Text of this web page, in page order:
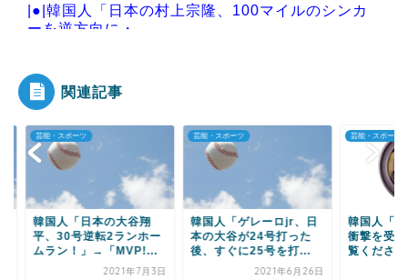
|●|韓国人「日本の村上宗隆、100マイルのシンカ
ーを逆方向に・...
Powered by livedoor 相互RSS
関連記事
スポーツ
人「日本の大谷翔
30号逆転2ランホー
ン！」→「MVP!...
2021年7月3日
芸能・スポーツ
韓国人「ゲレーロjr、日
本の大谷が24号打った
後、すぐに25号を打...
2021年6月26日
芸能・スポーツ
韓国人「文大統領で
衝撃を受けたシーン
覧ください・・・」